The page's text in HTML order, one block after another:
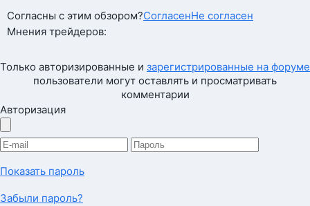
Согласны с этим обзором?СогласенНе согласен
Мнения трейдеров:
Только авторизированные и зарегистрированные на форуме
пользователи могут оставлять и просматривать
комментарии
Авторизация
Показать пароль
Забыли пароль?